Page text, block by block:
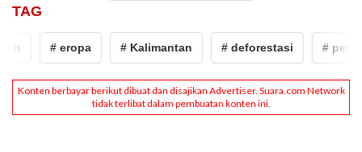
TAG
# eropa # Kalimantan # deforestasi #